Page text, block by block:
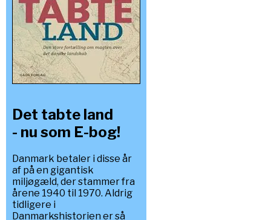
Det tabte land
- nu som E-bog!
Danmark betaler i disse år
af på en gigantisk
miljøgæld, der stammer fra
årene 1940 til 1970. Aldrig
tidligere i
Danmarkshistorien er så